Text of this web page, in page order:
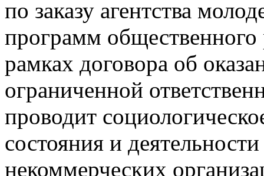
по заказу агентства
программ общественного
рамках договора об
ограниченной
проводит
состояния и
некоммерческих